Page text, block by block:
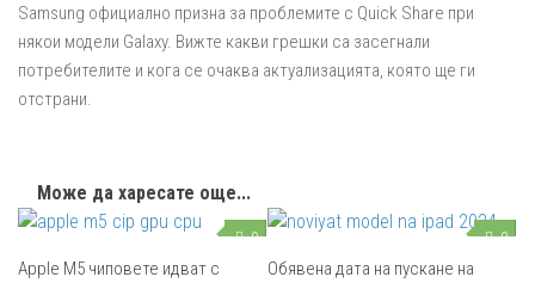
Samsung официално призна за проблемите с Quick Share при
някои модели Galaxy. Вижте какви грешки са засегнали
потребителите и кога се очаква актуализацията, която ще ги
отстрани.
Може да харесате още...
0
Apple M5 чиповете идват с
0
Обявена дата на пускане на